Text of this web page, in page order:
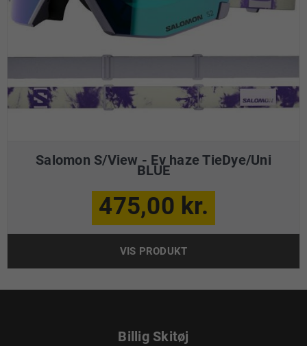
Salomon S/View - Ev haze TieDye/Uni
BLUE
475,00 kr.
VIS PRODUKT
Billig Skitøj